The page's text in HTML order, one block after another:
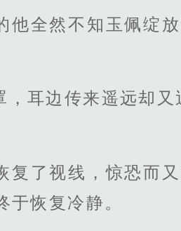
他全然不知玉佩绽
耳边传来遥远却又
复了视线，惊恐而
恢复冷静。